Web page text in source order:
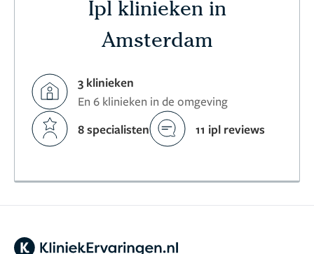
Ipl klinieken in
Amsterdam
3 klinieken
En 6 klinieken in de omgeving
8 specialisten
11 ipl reviews